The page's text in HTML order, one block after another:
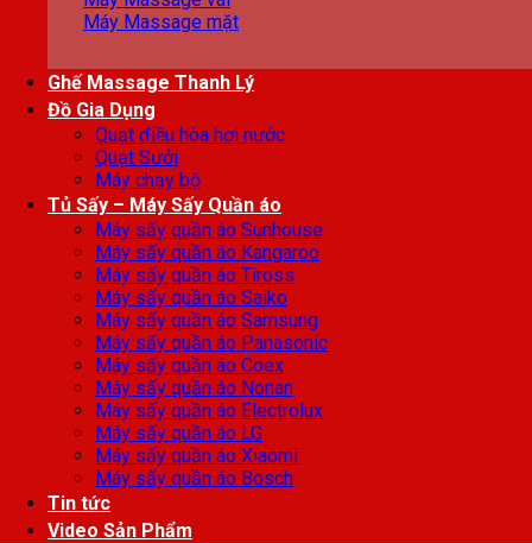
Máy Massage mặt
Ghế Massage Thanh Lý
Đồ Gia Dụng
Quạt điều hòa hơi nước
Quạt Sưởi
Máy chạy bộ
Tủ Sấy – Máy Sấy Quần áo
Máy sấy quần áo Sunhouse
Máy sấy quần áo Kangaroo
Máy sấy quần áo Tiross
Máy sấy quần áo Saiko
Máy sấy quần áo Samsung
Máy sấy quần áo Panasonic
Máy sấy quần áo Coex
Máy sấy quần áo Nonan
Máy sấy quần áo Electrolux
Máy sấy quần áo LG
Máy sấy quần áo Xiaomi
Máy sấy quần áo Bosch
Tin tức
Video Sản Phẩm